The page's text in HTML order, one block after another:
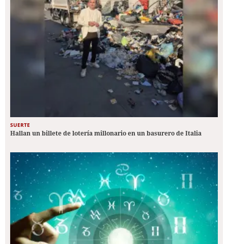
SUERTE
Hallan un billete de lotería millonario en un basurero de Italia